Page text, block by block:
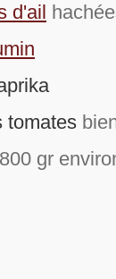
d'ail
tomates
gr